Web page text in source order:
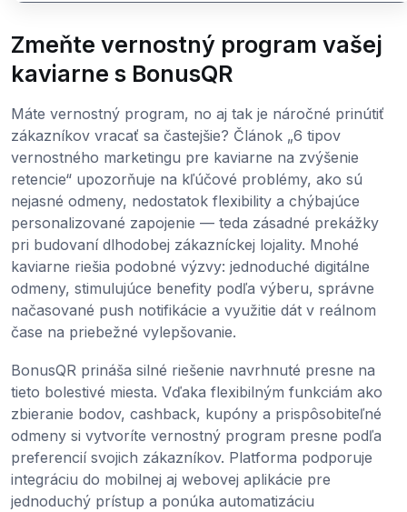
Zmeňte vernostný program vašej
kaviarne s BonusQR
Máte vernostný program, no aj tak je náročné prinútiť
zákazníkov vracať sa častejšie? Článok „6 tipov
vernostného marketingu pre kaviarne na zvýšenie
retencie“ upozorňuje na kľúčové problémy, ako sú
nejasné odmeny, nedostatok flexibility a chýbajúce
personalizované zapojenie — teda zásadné prekážky
pri budovaní dlhodobej zákazníckej lojality. Mnohé
kaviarne riešia podobné výzvy: jednoduché digitálne
odmeny, stimulujúce benefity podľa výberu, správne
načasované push notifikácie a využitie dát v reálnom
čase na priebežné vylepšovanie.
BonusQR prináša silné riešenie navrhnuté presne na
tieto bolestivé miesta. Vďaka flexibilným funkciám ako
zbieranie bodov, cashback, kupóny a prispôsobiteľné
odmeny si vytvoríte vernostný program presne podľa
preferencií svojich zákazníkov. Platforma podporuje
integráciu do mobilnej aj webovej aplikácie pre
jednoduchý prístup a ponúka automatizáciu